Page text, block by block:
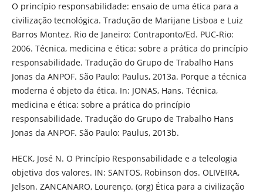
O princípio responsabilidade: ensaio de uma ética para a
civilização tecnológica. Tradução de Marijane Lisboa e Luiz
Barros Montez. Rio de Janeiro: Contraponto/Ed. PUC-Rio:
2006. Técnica, medicina e ética: sobre a prática do princípio
responsabilidade. Tradução do Grupo de Trabalho Hans
Jonas da ANPOF. São Paulo: Paulus, 2013a. Porque a técnica
moderna é objeto da ética. In: JONAS, Hans. Técnica,
medicina e ética: sobre a prática do princípio
responsabilidade. Tradução do Grupo de Trabalho Hans
Jonas da ANPOF. São Paulo: Paulus, 2013b.
HECK, José N. O Princípio Responsabilidade e a teleologia
objetiva dos valores. IN: SANTOS, Robinson dos. OLIVEIRA,
Jelson. ZANCANARO, Lourenço. (org) Ética para a civilização